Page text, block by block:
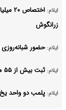
ایلام:
زرانگوش
ایلام: حضور شبانه‌روزی
ایلام: ثبت بیش از ۵۵ هزار خدمت اورژانس به زائران اربعین
ایلام: پلمب دو واحد